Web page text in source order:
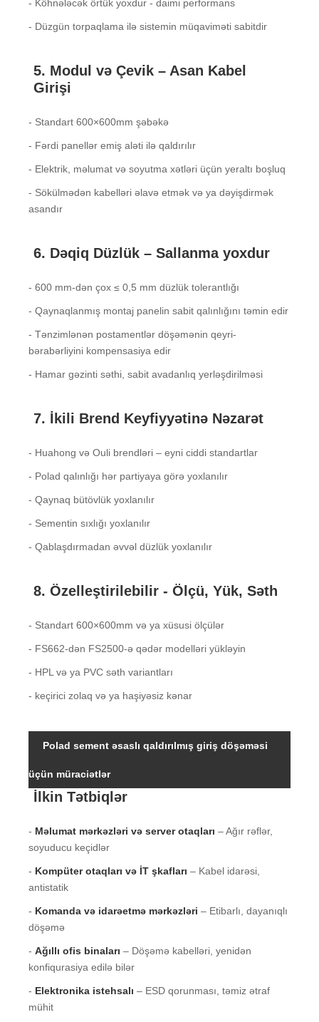
- Köhnələcək örtük yoxdur - daimi performans
- Düzgün torpaqlama ilə sistemin müqaviməti sabitdir
5. Modul və Çevik – Asan Kabel
Girişi
- Standart 600×600mm şəbəkə
- Fərdi panellər emiş aləti ilə qaldırılır
- Elektrik, məlumat və soyutma xətləri üçün yeraltı boşluq
- Sökülmədən kabelləri əlavə etmək və ya dəyişdirmək
asandır
6. Dəqiq Düzlük – Sallanma yoxdur
- 600 mm-dən çox ≤ 0,5 mm düzlük tolerantlığı
- Qaynaqlanmış montaj panelin sabit qalınlığını təmin edir
- Tənzimlənən postamentlər döşəmənin qeyri-
bərabərliyini kompensasiya edir
- Hamar gəzinti səthi, sabit avadanlıq yerləşdirilməsi
7. İkili Brend Keyfiyyətinə Nəzarət
- Huahong və Ouli brendləri – eyni ciddi standartlar
- Polad qalınlığı hər partiyaya görə yoxlanılır
- Qaynaq bütövlük yoxlanılır
- Sementin sıxlığı yoxlanılır
- Qablaşdırmadan əvvəl düzlük yoxlanılır
8. Özelleştirilebilir - Ölçü, Yük, Səth
- Standart 600×600mm və ya xüsusi ölçülər
- FS662-dən FS2500-ə qədər modelləri yükləyin
- HPL və ya PVC səth variantları
- keçirici zolaq və ya haşiyəsiz kənar
Polad sement əsaslı qaldırılmış giriş döşəməsi
üçün müraciətlər
İlkin Tətbiqlər
- Məlumat mərkəzləri və server otaqları – Ağır rəflər,
soyuducu keçidlər
- Kompüter otaqları və İT şkafları – Kabel idarəsi,
antistatik
- Komanda və idarəetmə mərkəzləri – Etibarlı, dayanıqlı
döşəmə
-Ağıllı ofis binaları – Döşəmə kabelləri, yenidən
konfiqurasiya edilə bilər
- Elektronika istehsalı – ESD qorunması, təmiz ətraf
mühit